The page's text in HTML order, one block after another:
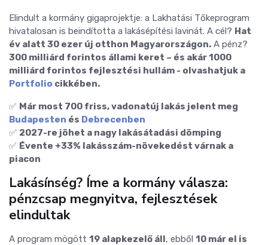
Elindult a kormány gigaprojektje: a Lakhatási Tőkeprogram
hivatalosan is beindította a lakásépítési lavinát. A cél? Hat
év alatt 30 ezer új otthon Magyarországon. A pénz?
300 milliárd forintos állami keret – és akár 1000
milliárd forintos fejlesztési hullám - olvashatjuk a
Portfolio cikkében.
✅ Már most 700 friss, vadonatúj lakás jelent meg
Budapesten és Debrecenben
✅ 2027-re jöhet a nagy lakásátadási dömping
✅ Évente +33% lakásszám-növekedést várnak a
piacon
Lakásínség? Íme a kormány válasza:
pénzcsap megnyitva, fejlesztések
elindultak
A program mögött 19 alapkezelő áll, ebből 10 már el is